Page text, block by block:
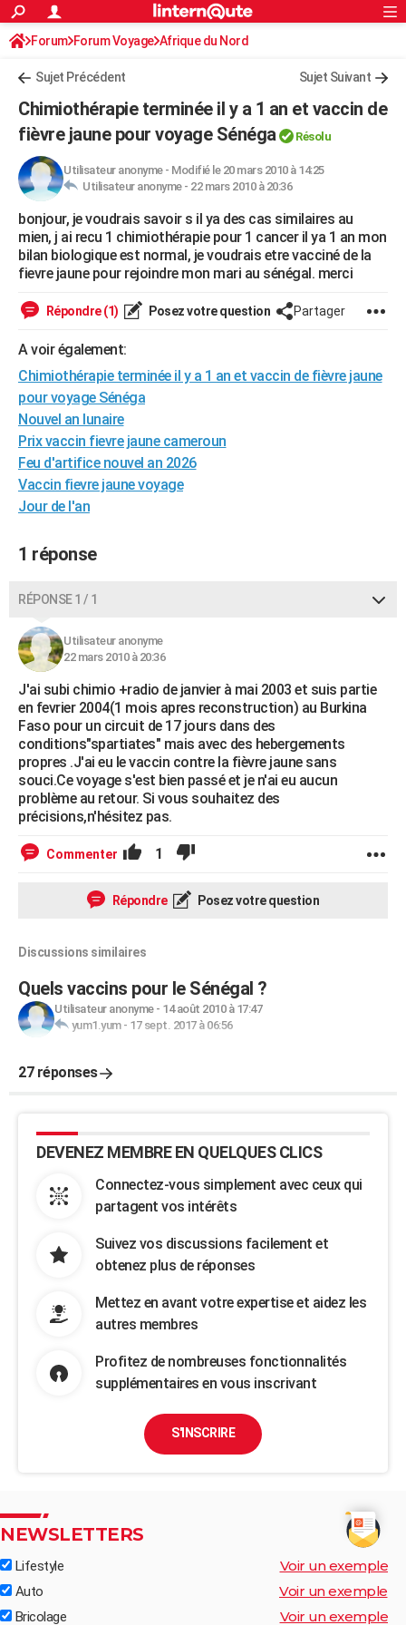
ACTUALITÉS
Politique
Société
Faits Divers
Education
Monde
Villes
+
Programme TV
TNTStreaming
Cinéma
Sorties cinéma
Musique
+FINANCE
Retraite
Impôts
Epargne
Immobilier
Risques naturels par ville
Banque
Assurance
Crédit
AUTO
Essais
Réserver un essai
Citadines
Berlines
SUV
Forum auto
HIGH-TECH
Mobiles
Meilleur smartphone
Internet
Ordinateurs
Jeux vidéo
Guide high-tech
+BRICOLAGE
Forum
Aménagement intérieur
Extérieur
Cuisine
Salle de bains
Jardinage
Rangement
WEEK-END
Guides de France
Escapades
Patrimoine
Expositions
Musées
Week-end nature
LIFESTYLE
Art de vivre
Bien-être
Loisirs
Mode
Modes de vie
SANTE
Alimentation
Guide de la santé
Maladies
Médicaments
Sommeil
VOYAGE
Destinations
City break
Voyage nature
Voyage de noces
Forum
Climat
+PHOTO
GUIDES D'ACHAT
BONS PLANS
Dictionnaire
Biographies
Citations
Expressions
Proverbes
COPAINS D'AVANT
S'inscrire
Se connecter
Lycées
Collèges
Primaires
Universités
Entreprises
Service militaire
Avis de recherche
AVIS DE DÉCÈS
FORUM
S'inscrire
Connexion
Forum Forum Voyage Afrique du Nord
Sujet Précédent Sujet Suivant
Chimiothérapie terminée il y a 1 an et vaccin de
fièvre jaune pour voyage Sénéga
Résolu
Utilisateur anonyme- Modifié le 20 mars 2010 à 14:25
Utilisateur anonyme - 22 mars 2010 à 20:36
bonjour, je voudrais savoir s il ya des cas similaires au
mien, j ai recu 1 chimiothérapie pour 1 cancer il ya 1 an mon
bilan biologique est normal, je voudrais etre vacciné de la
fievre jaune pour rejoindre mon mari au sénégal. merci
Répondre (1) Posez votre question Partager
A voir également:
Chimiothérapie terminée il y a 1 an et vaccin de fièvre jaune
pour voyage Sénéga
Nouvel an lunaire
Prix vaccin fievre jaune cameroun
Feu d'artifice nouvel an 2026
Vaccin fievre jaune voyage
Jour de l'an
1 réponse
RÉPONSE 1 / 1
Utilisateur anonyme
22 mars 2010 à 20:36
J'ai subi chimio +radio de janvier à mai 2003 et suis partie
en fevrier 2004(1 mois apres reconstruction) au Burkina
Faso pour un circuit de 17 jours dans des
conditions"spartiates" mais avec des hebergements
propres .J'ai eu le vaccin contre la fièvre jaune sans
souci.Ce voyage s'est bien passé et je n'ai eu aucun
problème au retour. Si vous souhaitez des
précisions,n'hésitez pas.
Commenter 1
Répondre Posez votre question
Discussions similaires
Quels vaccins pour le Sénégal ?
Utilisateur anonyme- 14 août 2010 à 17:47
yum1.yum- 17 sept. 2017 à 06:56
27 réponses
DEVENEZ MEMBRE EN QUELQUES CLICS
Connectez-vous simplement avec ceux qui
partagent vos intérêts
Suivez vos discussions facilement et
obtenez plus de réponses
Mettez en avant votre expertise et aidez les
autres membres
Profitez de nombreuses fonctionnalités
supplémentaires en vous inscrivant
S'INSCRIRE
NEWSLETTERS
Lifestyle Voir un exemple
Auto Voir un exemple
Bricolage Voir un exemple